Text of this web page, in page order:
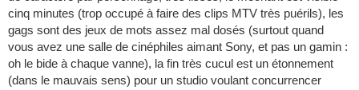
cinq minutes (trop occupé à faire des clips MTV très puérils), les
gags sont des jeux de mots assez mal dosés (surtout quand
vous avez une salle de cinéphiles aimant Sony, et pas un gamin :
oh le bide à chaque vanne), la fin très cucul est un étonnement
(dans le mauvais sens) pour un studio voulant concurrencer